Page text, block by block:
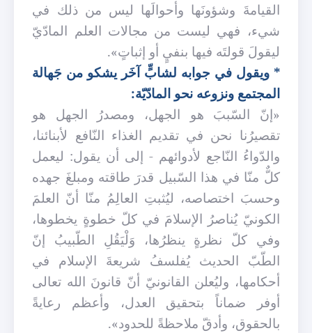
القيامةَ وشؤونَها وأحوالَها ليس من ذلك في
شيء، فهي ليست من مجالات العلم المادّيّ
ليقولَ قولتَه فيها بنفيٍ أو إثباتٍ».
* ويقول في جوابه لشابٍّ آخَر يشكو من جَهالة
المجتمع ونزوعه نحو المادّيّة:
«إنّ السّببَ هو الجهل، ومصدرُ الجهل هو
تقصيرُنا نحن في تقديم الغذاء النّافع لأبنائنا،
والدّواءُ النّاجع لأدوائهم - إلى أن يقول: ليعمل
كلٌّ منّا في هذا السّبيل قدرَ طاقته ومبلغَ جهده
وحسبَ اختصاصه، ليُثبتِ العالِمُ منّا أنّ العلمَ
الكونيّ يُناصرُ الإسلامَ في كلّ خطوةٍ يخطوها،
وفي كلّ نظرةٍ ينظرُها، وَلْيَقُلِ الطّبيبُ إنّ
الطّبّ الحديث يُفلسفُ شريعةَ الإسلام في
أحكامها، وليُعلن القانونيّ أنّ قانونَ الله تعالى
أوفر ضماناً بتحقيق العدل، وأعظم رعايةً
بالحقوق، وأدقّ ملاحظةً للحدود».